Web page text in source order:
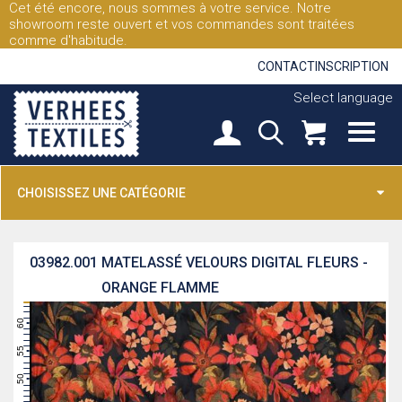
Cet été encore, nous sommes à votre service. Notre
showroom reste ouvert et vos commandes sont traitées
comme d'habitude.
CONTACT INSCRIPTION
Select language
CHOISISSEZ UNE CATÉGORIE
MATELASSÉ VELOURS DIGITAL FLEURS -
ORANGE FLAMME
03982.001
49
50
51
52
53
54
55
56
57
58
59
60
61
62
63